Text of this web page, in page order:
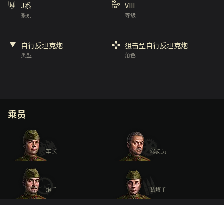
系别
J系
等级
VIII
类型
自行反坦克炮
角色
狙击型自行反坦克炮
乘员
车长 驾驶员
炮手 装填手